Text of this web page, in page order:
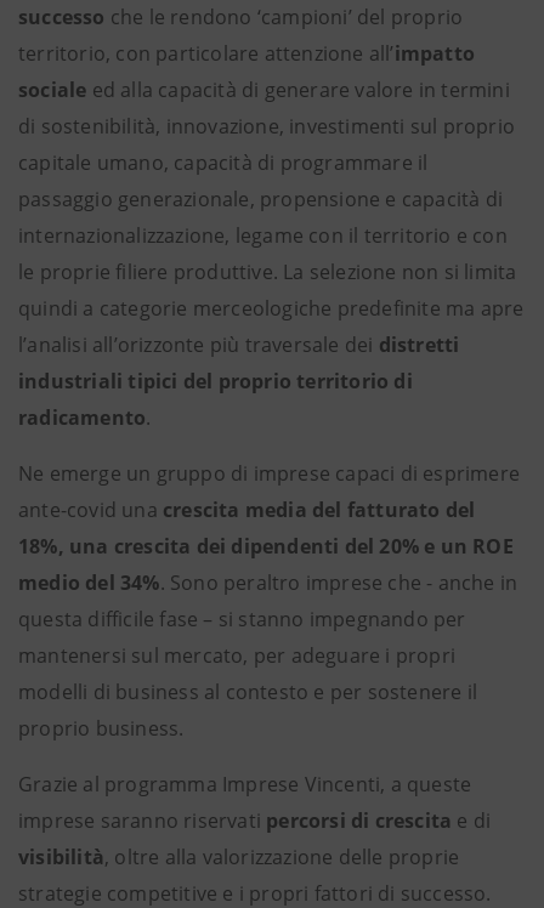
successo che le rendono ‘campioni’ del proprio
territorio, con particolare attenzione all’impatto
sociale ed alla capacità di generare valore in termini
di sostenibilità, innovazione, investimenti sul proprio
capitale umano, capacità di programmare il
passaggio generazionale, propensione e capacità di
internazionalizzazione, legame con il territorio e con
le proprie filiere produttive. La selezione non si limita
quindi a categorie merceologiche predefinite ma apre
l’analisi all’orizzonte più traversale dei distretti
industriali tipici del proprio territorio di
radicamento.
Ne emerge un gruppo di imprese capaci di esprimere
ante-covid una crescita media del fatturato del
18%, una crescita dei dipendenti del 20% e un ROE
medio del 34%. Sono peraltro imprese che - anche in
questa difficile fase – si stanno impegnando per
mantenersi sul mercato, per adeguare i propri
modelli di business al contesto e per sostenere il
proprio business.
Grazie al programma Imprese Vincenti, a queste
imprese saranno riservati percorsi di crescita e di
visibilità, oltre alla valorizzazione delle proprie
strategie competitive e i propri fattori di successo.